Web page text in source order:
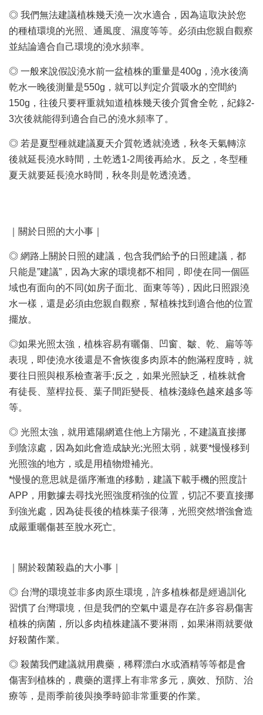
◎ 我們無法建議植株幾天澆一次水適合，因為這取決於您
的種植環境的光照、通風度、濕度等等。必須由您親自觀察
並結論適合自己環境的澆水頻率。
◎ 一般來說假設澆水前一盆植株的重量是400g，澆水後滴
乾水一晚後測量是550g，就可以判定介質吸水的空間約
150g，往後只要秤重就知道植株幾天後介質會全乾，紀錄2-
3次後就能得到適合自己的澆水頻率了。
◎ 若是夏型種就建議夏天介質乾透就澆透，秋冬天氣轉涼
後就延長澆水時間，土乾透1-2周後再給水。反之，冬型種
夏天就要延長澆水時間，秋冬則是乾透澆透。
｜關於日照的大小事｜
◎ 網路上關於日照的建議，包含我們給予的日照建議，都
只能是”建議”，因為大家的環境都不相同，即使在同一個區
域也有面向的不同(如房子面北、面東等等)，因此日照跟澆
水一樣，還是必須由您親自觀察，幫植株找到適合他的位置
擺放。
◎如果光照太強，植株容易有曬傷、凹窗、皺、乾、扁等等
表現，即使澆水後還是不會恢復多肉原本的飽滿程度時，就
要往日照與根系檢查著手;反之，如果光照缺乏，植株就會
有徒長、莖桿拉長、葉子間距變長、植株淺綠色越來越多等
等。
◎ 光照太強，就用遮陽網遮住他上方陽光，不建議直接挪
到陰涼處，因為如此會造成缺光;光照太弱，就要*慢慢移到
光照強的地方，或是用植物燈補光。
*慢慢的意思就是循序漸進的移動，建議下載手機的照度計
APP，用數據去尋找光照強度稍強的位置，切記不要直接挪
到強光處，因為徒長後的植株葉子很薄，光照突然增強會造
成嚴重曬傷甚至脫水死亡。
｜關於殺菌殺蟲的大小事｜
◎ 台灣的環境並非多肉原生環境，許多植株都是經過訓化
習慣了台灣環境，但是我們的空氣中還是存在許多容易傷害
植株的病菌，所以多肉植株建議不要淋雨，如果淋雨就要做
好殺菌作業。
◎ 殺菌我們建議就用農藥，稀釋漂白水或酒精等等都是會
傷害到植株的，農藥的選擇上有非常多元，廣效、預防、治
療等，是雨季前後與換季時節非常重要的作業。